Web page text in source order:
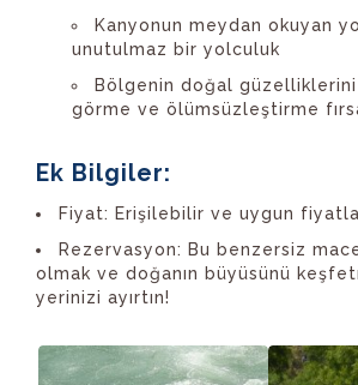
Kanyonun meydan okuyan
unutulmaz bir yolculuk
Bölgenin doğal güzelliklerini
görme ve ölümsüzleştirme
Ek Bilgiler:
Fiyat: Erişilebilir ve uygun
Rezervasyon: Bu benzersiz
olmak ve doğanın büyüsünü
yerinizi ayırtın!